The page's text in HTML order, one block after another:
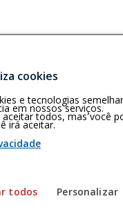
cookies
e tecnologias
em nossos serviços.
aceitar todos, mas você
irá aceitar.
todos Personalizar